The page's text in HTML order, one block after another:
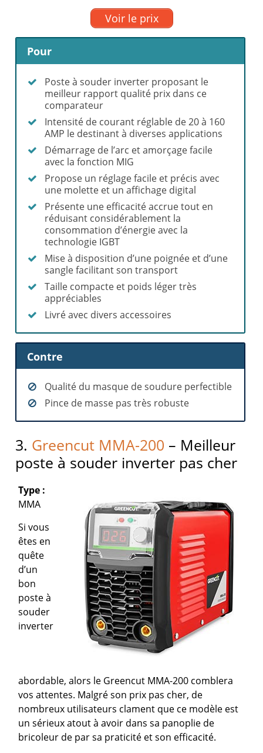
Voir le prix
Pour
Poste à souder inverter proposant le
meilleur rapport qualité prix dans ce
comparateur
Intensité de courant réglable de 20 à 160
AMP le destinant à diverses applications
Démarrage de l’arc et amorçage facile
avec la fonction MIG
Propose un réglage facile et précis avec
une molette et un affichage digital
Présente une efficacité accrue tout en
réduisant considérablement la
consommation d’énergie avec la
technologie IGBT
Mise à disposition d’une poignée et d’une
sangle facilitant son transport
Taille compacte et poids léger très
appréciables
Livré avec divers accessoires
Contre
Qualité du masque de soudure perfectible
Pince de masse pas très robuste
3. Greencut MMA-200 – Meilleur
poste à souder inverter pas cher
Type :
MMA
Si vous
êtes en
quête
d’un
bon
poste à
souder
inverter
abordable, alors le Greencut MMA-200 comblera
vos attentes. Malgré son prix pas cher, de
nombreux utilisateurs clament que ce modèle est
un sérieux atout à avoir dans sa panoplie de
bricoleur de par sa praticité et son efficacité.